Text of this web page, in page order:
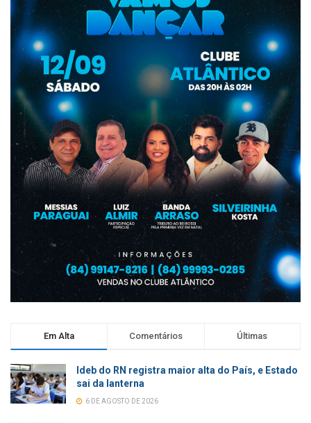
Em Alta Comentários Últimas
Ideb do RN registra maior alta do País, e Estado
sai da lanterna
6 DE AGOSTO DE 2026